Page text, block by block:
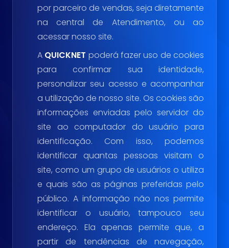
por parceiro de vendas, seja diretamente
na central de Atendimento, ou ao
acessar nosso site.
A QUICKNET poderá fazer uso de cookies
para confirmar sua identidade,
personalizar seu acesso e acompanhar
a utilização de nosso site. Os cookies são
informações enviadas pelo servidor do
site ao computador do usuário para
identificação. Com isso, podemos
identificar quantas pessoas visitam o
site, como um grupo de usuários o utiliza
e quais são as páginas preferidas pelo
público. A informação não nos permite
identificar o usuário, tampouco seu
endereço. Ela apenas permite que, a
partir de tendências de navegação,